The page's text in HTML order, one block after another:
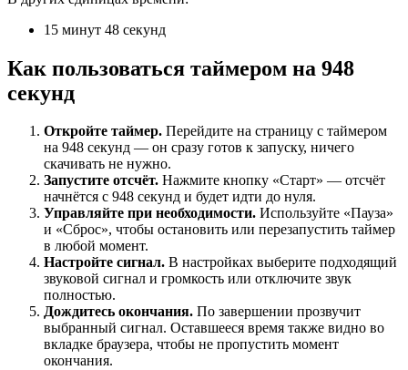
15 минут 48 секунд
Как пользоваться таймером на 948
секунд
Откройте таймер. Перейдите на страницу с таймером
на 948 секунд — он сразу готов к запуску, ничего
скачивать не нужно.
Запустите отсчёт. Нажмите кнопку «Старт» — отсчёт
начнётся с 948 секунд и будет идти до нуля.
Управляйте при необходимости. Используйте «Пауза»
и «Сброс», чтобы остановить или перезапустить таймер
в любой момент.
Настройте сигнал. В настройках выберите подходящий
звуковой сигнал и громкость или отключите звук
полностью.
Дождитесь окончания. По завершении прозвучит
выбранный сигнал. Оставшееся время также видно во
вкладке браузера, чтобы не пропустить момент
окончания.